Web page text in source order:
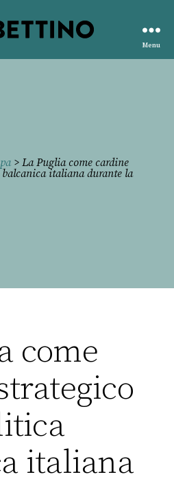
editore
Menu
> La Puglia come cardine
italiana durante la
come
italiana